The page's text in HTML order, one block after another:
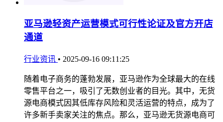
亚马逊轻资产运营模式可行性论证及官方开店
通道
行业资讯 • 2025-09-16 09:11:25
随着电子商务的蓬勃发展，亚马逊作为全球最大的在线
零售平台之一，吸引了无数创业者的目光。其中，无货
源电商模式因其低库存风险和灵活运营的特点，成为了
许多新手卖家关注的焦点。那么，亚马逊无货源电商可